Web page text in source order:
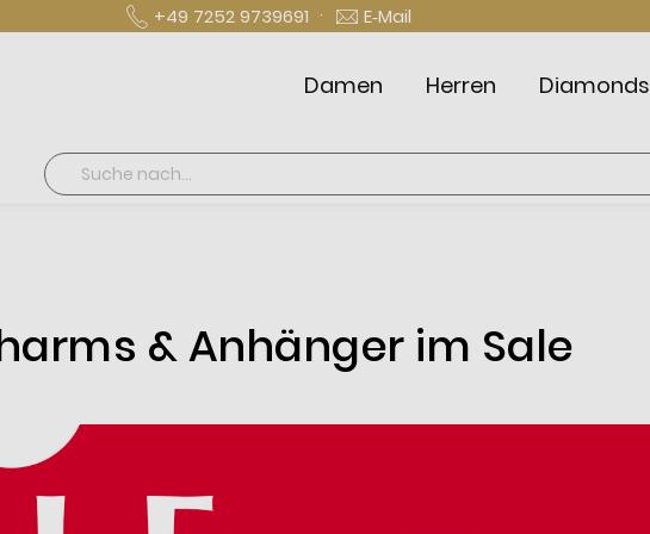
+49 7252 9739691 · E‑Mail
Damen Herren Diamonds
Suche
& Anhänger im Sale